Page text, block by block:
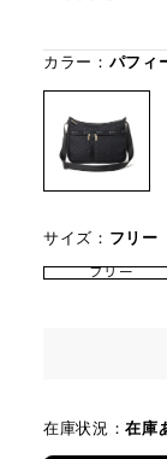
カラー： パフィ
サイズ： フリー
フリー
在庫状況：在庫